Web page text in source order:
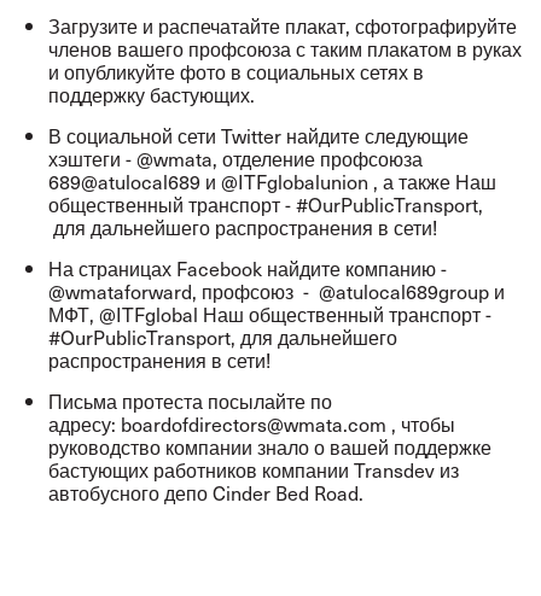
Загрузите и распечатайте плакат, сфотографируйте
членов вашего профсоюза с таким плакатом в руках
и опубликуйте фото в социальных сетях в
поддержку бастующих.
В социальной сети Twitter найдите следующие
хэштеги -@wmata, отделение профсоюза
689@atulocal689 и @ITFglobalunion , а также Наш
общественный транспорт - #OurPublicTransport,
для дальнейшего распространения в сети!
На страницах Facebook найдите компанию -
@wmataforward, профсоюз - @atulocal689group и
МФТ, @ITFglobal Наш общественный транспорт -
#OurPublicTransport, для дальнейшего
распространения в сети!
Письма протеста посылайте по
адресу: boardofdirectors@wmata.com , чтобы
руководство компании знало о вашей поддержке
бастующих работников компании Transdev из
автобусного депо Cinder Bed Road.